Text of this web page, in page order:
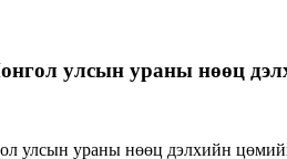
улсын ураны нөөц